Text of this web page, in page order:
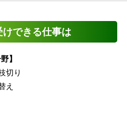
できる仕事は
】
切り
え